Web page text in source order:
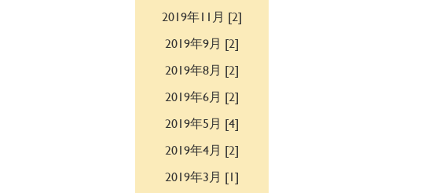
2019年11月 [2]
2019年9月 [2]
2019年8月 [2]
2019年6月 [2]
2019年5月 [4]
2019年4月 [2]
2019年3月 [1]